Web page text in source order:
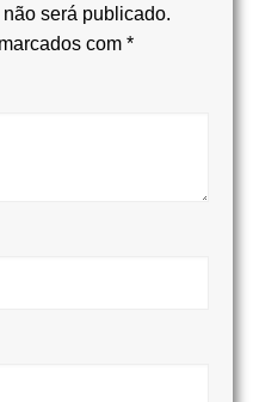
será publicado.
com *